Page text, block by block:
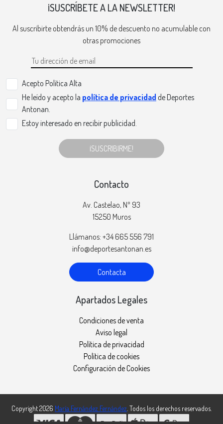
¡SUSCRÍBETE A LA NEWSLETTER!
Al suscribirte obtendrás un 10% de descuento no acumulable con
otras promociones
Acepto Politica Alta
He leído y acepto la política de privacidad de Deportes
Antonan.
Estoy interesado en recibir publicidad.
¡SUSCRIBIRME!
Contacto
Av. Castelao, Nº 93
15250 Muros
Llámanos: +34 665 556 791
info@deportesantonan.es
Contacta
Apartados Legales
Condiciones de venta
Aviso legal
Política de privacidad
Política de cookies
Configuración de Cookies
Copyright 2026 María Fernández Fernández . Todos los derechos reservados.